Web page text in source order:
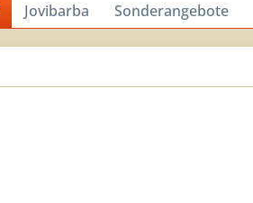
Jovibarba Sonderangebote